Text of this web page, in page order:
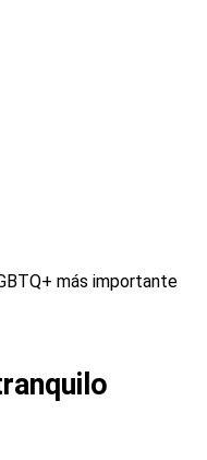
más importante